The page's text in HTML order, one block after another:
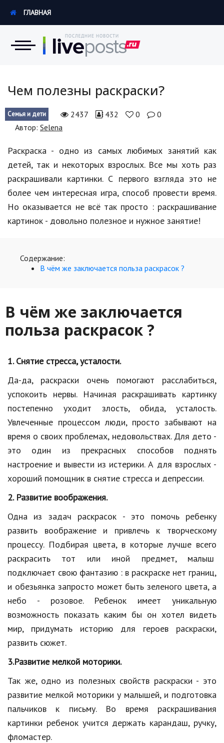
Экономика
Происшествия
Hi-Tech. Интернет
Россия
Наука и техника
Политика
В мире
Культура
Спорт
Знаменитости
Статьи
Обзоры
Рецепты
Красота и здоровье
Hi-Tech. Интернет
Авто, мото
Дом и сад
Недвижимость
Спорт и фитнес
Психология и отношения
Творчество и рукоделие
Разное
Работа и бизнес
Животные
Кинематограф
Домашние животные
Семья и дети
ГЛАВНАЯ
Чем полезны раскраски?
Семья и дети 2437 432 0
0
Автор: Selena
Раскраска - одно из самых любимых занятий как
детей, так и некоторых взрослых. Все мы хоть раз
раскрашивали картинки. С первого взгляда это не
более чем интересная игра, способ провести время.
Но оказывается не всё так просто : раскрашивание
картинок - довольно полезное и нужное занятие!
Содержание:
В чём же заключается польза раскрасок ?
В чём же заключается
польза раскрасок ?
1. Снятие стресса, усталости.
Да-да, раскраски очень помогают расслабиться,
успокоить нервы. Начиная раскрашивать картинку
постепенно уходит злость, обида, усталость.
Увлеченные процессом люди, просто забывают на
время о своих проблемах, недовольствах. Для дето -
это один из прекрасных способов поднять
настроение и вывести из истерики. А для взрослых -
хороший помощник в снятие стресса и депрессии.
2. Развитие воображения.
Одна из задач раскрасок - это помочь ребенку
развить воображение и привлечь к творческому
процессу. Подбирая цвета, в которые лучше всего
раскрасить тот или иной предмет, малыш
подключает свою фантазию : в раскраске нет границ,
и обезьянка запросто может быть зеленого цвета, а
небо - розовое. Ребенок имеет уникальную
возможность показать каким бы он хотел видеть
мир, придумать историю для героев раскраски,
развить сюжет.
3.Развитие мелкой моторики.
Так же, одно из полезных свойств раскраски - это
развитие мелкой моторики у малышей, и подготовка
пальчиков к письму. Во время раскрашивания
картинки ребенок учится держать карандаш, ручку,
фломастер.